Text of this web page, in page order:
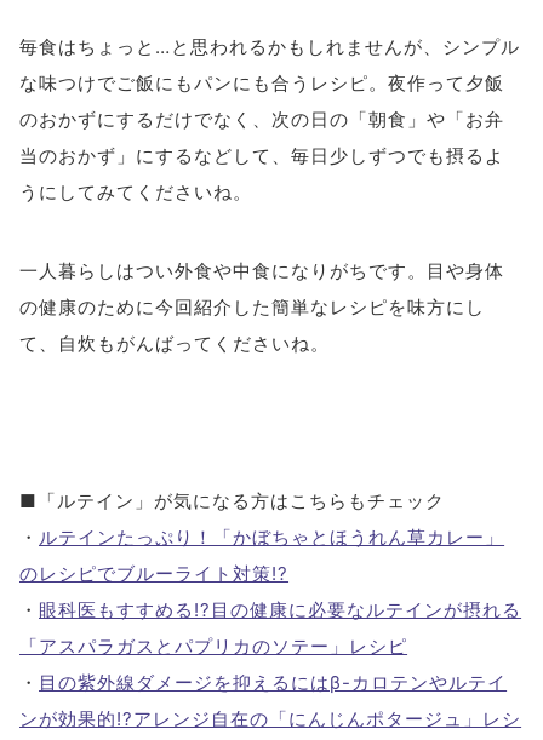
毎食はちょっと…と思われるかもしれませんが、シンプル
な味つけでご飯にもパンにも合うレシピ。夜作って夕飯
のおかずにするだけでなく、次の日の「朝食」や「お弁
当のおかず」にするなどして、毎日少しずつでも摂るよ
うにしてみてくださいね。
一人暮らしはつい外食や中食になりがちです。目や身体
の健康のために今回紹介した簡単なレシピを味方にし
て、自炊もがんばってくださいね。
■「ルテイン」が気になる方はこちらもチェック
・ ルテインたっぷり！「かぼちゃとほうれん草カレー」
のレシピでブルーライト対策!?
・ 眼科医もすすめる!?目の健康に必要なルテインが摂れる
「アスパラガスとパプリカのソテー」レシピ
・ 目の紫外線ダメージを抑えるにはβ-カロテンやルテイ
ンが効果的!?アレンジ自在の「にんじんポタージュ」レシ